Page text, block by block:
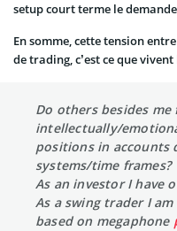
setup court terme le
En somme, cette tension
de trading, c’est ce que
Do others besides
intellectually/
positions in accounts
systems/time frames?
As an investor I have
As a swing trader I
based on megaphone